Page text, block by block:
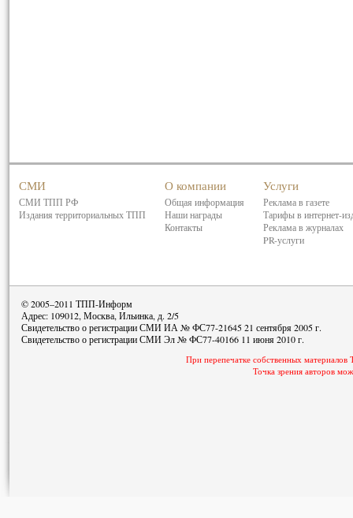
СМИ
СМИ ТПП РФ
Издания территориальных ТПП
О компании
Общая информация
Наши награды
Контакты
Услуги
Реклама в газете
Тарифы в интернет-
Реклама в журналах
PR-услуги
© 2005–2011 ТПП-Информ
Адрес: 109012, Москва, Ильинка, д. 2/5
Свидетельство о регистрации СМИ ИА № ФС77-21645 21 сентября 2005 г.
Свидетельство о регистрации СМИ Эл № ФС77-40166 11 июня 2010 г.
При перепечатке собственных
Точка зрения авторов